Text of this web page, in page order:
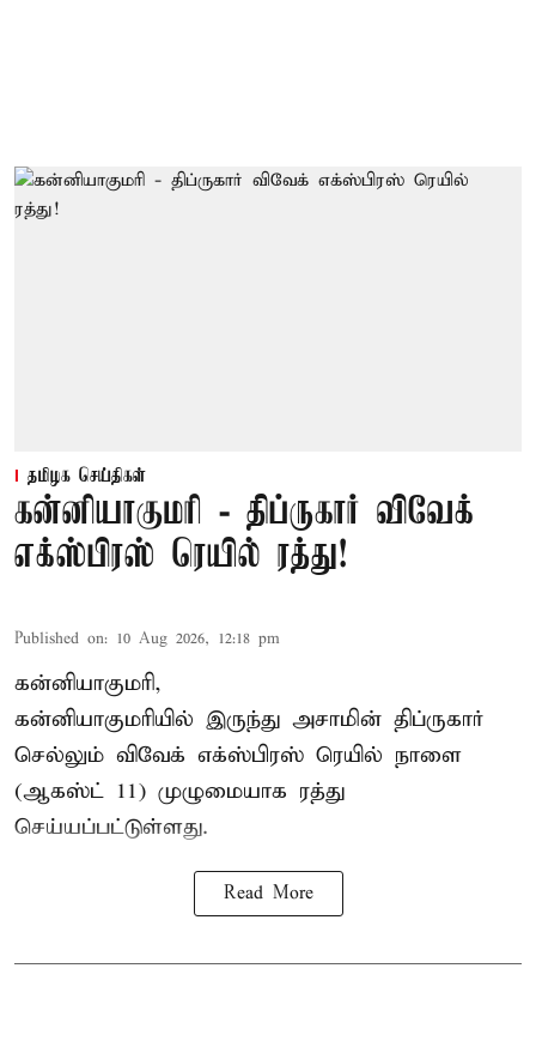
தமிழக செய்திகள்
கன்னியாகுமரி - திப்ருகார் விவேக்
எக்ஸ்பிரஸ் ரெயில் ரத்து!
Published on: 10 Aug 2026, 12:18 pm
கன்னியாகுமரி,
கன்னியாகுமரியில் இருந்து அசாமின் திப்ருகார்
செல்லும் விவேக் எக்ஸ்பிரஸ் ரெயில் நாளை
(ஆகஸ்ட் 11) முழுமையாக ரத்து
செய்யப்பட்டுள்ளது.
Read More